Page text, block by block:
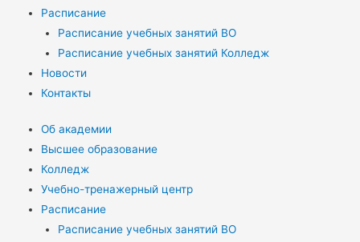
Расписание
Расписание учебных занятий ВО
Расписание учебных занятий Колледж
Новости
Контакты
Об академии
Высшее образование
Колледж
Учебно-тренажерный центр
Расписание
Расписание учебных занятий ВО